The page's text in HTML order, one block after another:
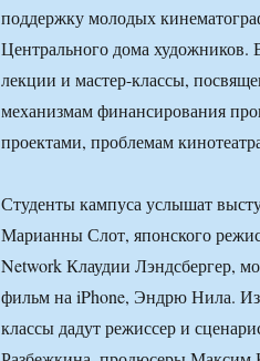
поддержку молодых
Центрального дома
лекции и мастер-классы,
механизмам финансирования
проектами, проблемам
Студенты кампуса услышат
Марианны Слот, японского
Network Клаудии Лэндсбергер,
фильм на iPhone, Эндрю Нила. Из
классы дадут режиссер и